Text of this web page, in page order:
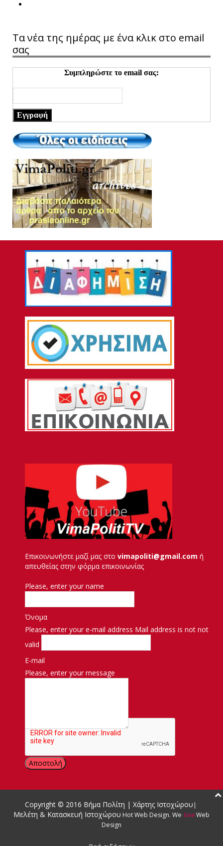
Τα νέα της ημέρας με ένα κλικ στο email
σας
Συμπληρώστε το email σας:
Εγγραφή
Επικοινωνήστε μαζί μας στο vimapoliti@gmail.com ή
απευθείας στην φόρμα επικοινωνίας
Please, enter your name
Όνομα
Please, enter your e-mail address Mail address is not not
valid
E-mail
Please, enter your message
Μήνυμα
Copyright © 2016 Βήμα Πολίτη | Χάρτης Ιστοχώρου |
Μελέτη & Κατασκευή Ιστοχώρου Hot Web Design. We loveWeb
Design